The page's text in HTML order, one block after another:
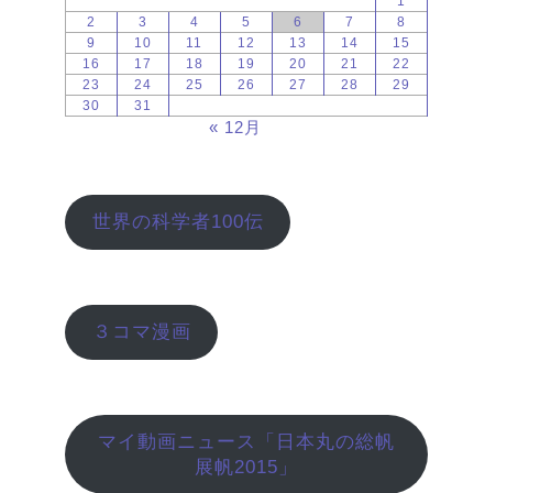
2
3 4 5 6 7
8
9
10 11 12 13 14
15
16
17 18 19 20 21
22
23
24 25 26 27 28
29
30
31
« 12月
世界の科学者100伝
３コマ漫画
マイ動画ニュース「日本丸の総帆
展帆2015」